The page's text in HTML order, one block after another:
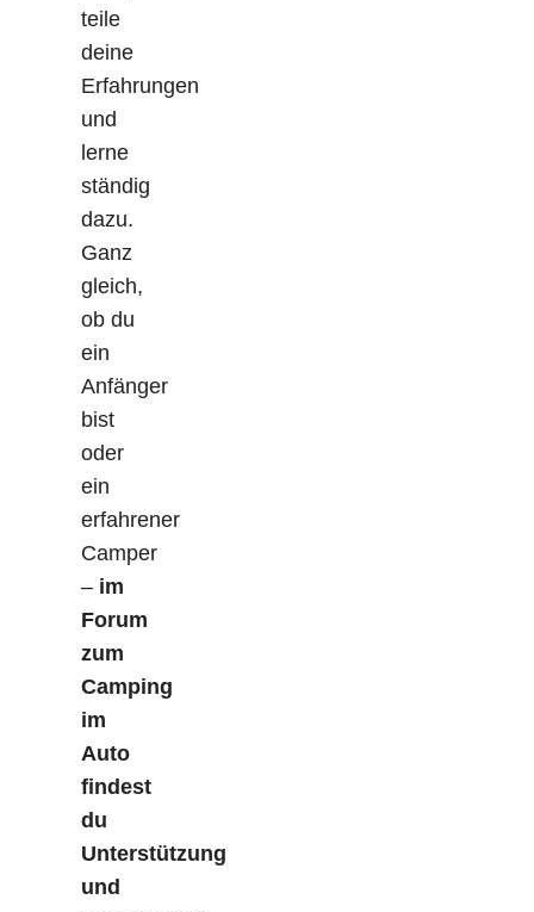
teile
deine
Erfahrungen
und
lerne
ständig
dazu.
Ganz
gleich,
ob du
ein
Anfänger
bist
oder
ein
erfahrener
Camper
– im
Forum
zum
Camping
im
Auto
findest
du
Unterstützung
und